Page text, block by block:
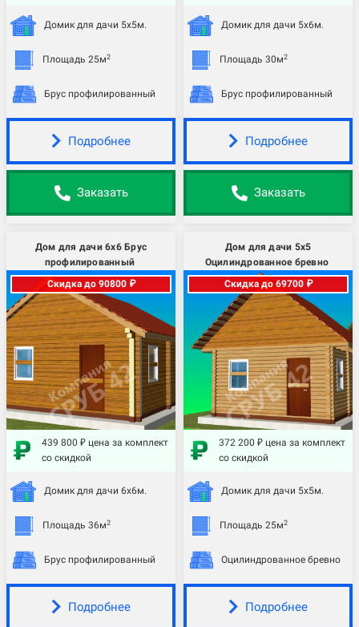
Домик для дачи 5х5м.
Площадь 25м2
Брус профилированный
Подробнее
Заказать
Домик для дачи 5х6м.
Площадь 30м2
Брус профилированный
Подробнее
Заказать
Дом для дачи 6х6 Брус
профилированный
Скидка до 90800 ₽
439 800 ₽ цена за комплект
со скидкой
Домик для дачи 6х6м.
Площадь 36м2
Брус профилированный
Подробнее
Дом для дачи 5х5
Оцилиндрованное бревно
Скидка до 69700 ₽
372 200 ₽ цена за комплект
со скидкой
Домик для дачи 5х5м.
Площадь 25м2
Оцилиндрованное бревно
Подробнее